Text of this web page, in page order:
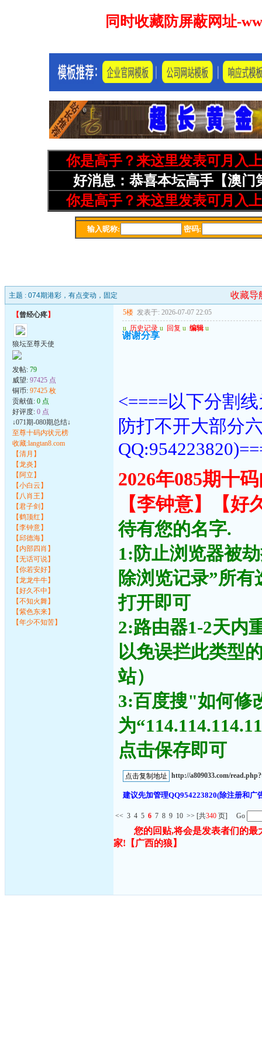
主题 : 074期港彩，有点变动，固定 收藏导
【曾经心疼】
狼坛至尊天使
发帖: 79
威望: 97425 点
铜币: 97425 枚
贡献值: 0 点
好评度: 0 点
↓071期-080期总结↓
至尊十码内状元榜
收藏:langtan8.com
【清月】
【龙炎】
【阿立】
【小白云】
【八肖王】
【君子剑】
【鹤顶红】
【李钟意】
【邱德海】
【内部四肖】
【无话可说】
【你若安好】
【龙龙牛牛】
【好久不中】
【不知火舞】
【紫色东来】
【年少不知苦】
5楼 发表于: 2026-07-07 22:05
u 历史记录 u 回复 u 编辑 u
谢谢分享
<====以下分割
防打不开大部分
2026年085期十
【李钟意】【
待有您的名字.
1:防止浏览器被
除浏览记录”所
打开即可
2:路由器1-2天内
以免误拦此类型
站）
3:百度搜"如何修
为
点击保存即可
http://a809033.com/
建议先加管理QQ954223820(除注册和
<< 3 4 5 6 7 8 9 10 >> [共340 页] Go
您的回贴,将会是发表者们的
家! 【广西的狼】